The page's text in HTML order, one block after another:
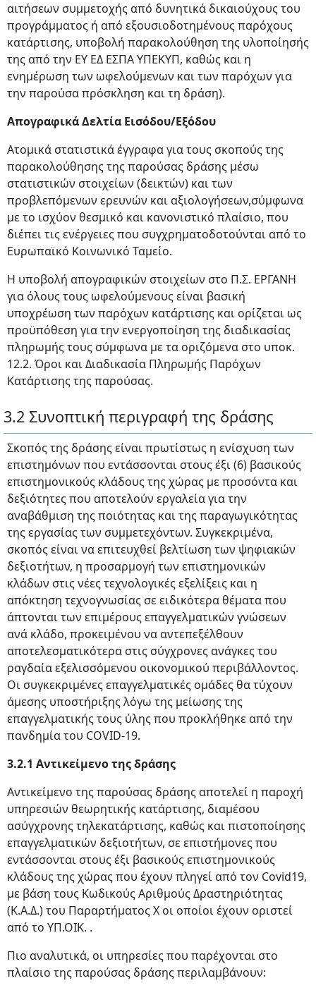
αιτήσεων συμμετοχής από δυνητικά δικαιούχους του
προγράμματος ή από εξουσιοδοτημένους παρόχους
κατάρτισης, υποβολή παρακολούθηση της υλοποίησής
της από την ΕΥ ΕΔ ΕΣΠΑ ΥΠΕΚΥΠ, καθώς και η
ενημέρωση των ωφελούμενων και των παρόχων για
την παρούσα πρόσκληση και τη δράση).
Απογραφικά Δελτία Εισόδου/Εξόδου
Ατομικά στατιστικά έγγραφα για τους σκοπούς της
παρακολούθησης της παρούσας δράσης μέσω
στατιστικών στοιχείων (δεικτών) και των
προβλεπόμενων ερευνών και αξιολογήσεων,σύμφωνα
με το ισχύον θεσμικό και κανονιστικό πλαίσιο, που
διέπει τις ενέργειες που συγχρηματοδοτούνται από το
Ευρωπαϊκό Κοινωνικό Ταμείο.
Η υποβολή απογραφικών στοιχείων στο Π.Σ. ΕΡΓΑΝΗ
για όλους τους ωφελούμενους είναι βασική
υποχρέωση των παρόχων κατάρτισης και ορίζεται ως
προϋπόθεση για την ενεργοποίηση της διαδικασίας
πληρωμής τους σύμφωνα με τα οριζόμενα στο υποκ.
12.2. Όροι και Διαδικασία Πληρωμής Παρόχων
Κατάρτισης της παρούσας.
3.2 Συνοπτική περιγραφή της δράσης
Σκοπός της δράσης είναι πρωτίστως η ενίσχυση των
επιστημόνων που εντάσσονται στους έξι (6) βασικούς
επιστημονικούς κλάδους της χώρας με προσόντα και
δεξιότητες που αποτελούν εργαλεία για την
αναβάθμιση της ποιότητας και της παραγωγικότητας
της εργασίας των συμμετεχόντων. Συγκεκριμένα,
σκοπός είναι να επιτευχθεί βελτίωση των ψηφιακών
δεξιοτήτων, η προσαρμογή των επιστημονικών
κλάδων στις νέες τεχνολογικές εξελίξεις και η
απόκτηση τεχνογνωσίας σε ειδικότερα θέματα που
άπτονται των επιμέρους επαγγελματικών γνώσεων
ανά κλάδο, προκειμένου να αντεπεξέλθουν
αποτελεσματικότερα στις σύγχρονες ανάγκες του
ραγδαία εξελισσόμενου οικονομικού περιβάλλοντος.
Οι συγκεκριμένες επαγγελματικές ομάδες θα τύχουν
άμεσης υποστήριξης λόγω της μείωσης της
επαγγελματικής τους ύλης που προκλήθηκε από την
πανδημία του COVID-19.
3.2.1 Αντικείμενο της δράσης
Αντικείμενο της παρούσας δράσης αποτελεί η παροχή
υπηρεσιών θεωρητικής κατάρτισης, διαμέσου
ασύγχρονης τηλεκατάρτισης, καθώς και πιστοποίησης
επαγγελματικών δεξιοτήτων, σε επιστήμονες που
εντάσσονται στους έξι βασικούς επιστημονικούς
κλάδους της χώρας που έχουν πληγεί από τον Covid19,
με βάση τους Κωδικούς Αριθμούς Δραστηριότητας
(Κ.Α.Δ.) του Παραρτήματος Χ οι οποίοι έχουν οριστεί
από το ΥΠ.ΟΙΚ. .
Πιο αναλυτικά, οι υπηρεσίες που παρέχονται στο
πλαίσιο της παρούσας δράσης περιλαμβάνουν: